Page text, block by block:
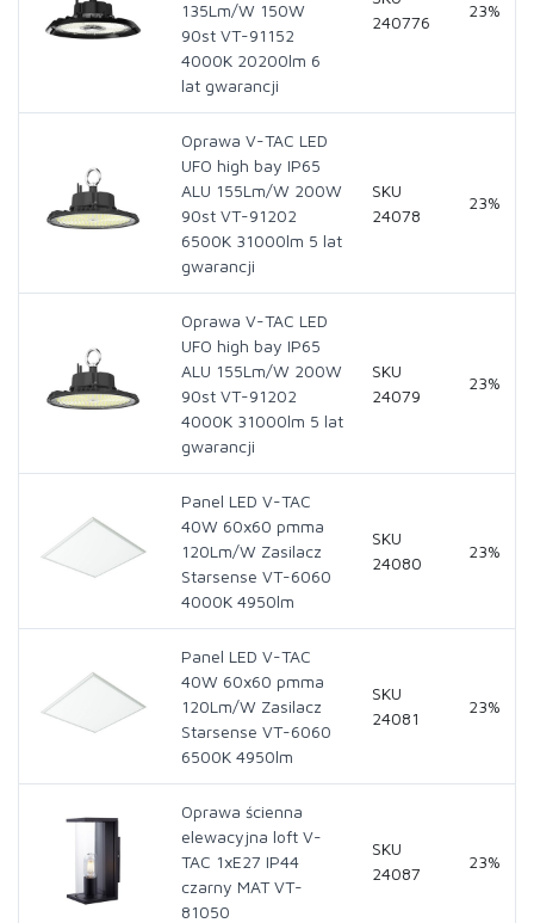
135Lm/W 150W
90st VT-91152
4000K 20200lm 6
lat gwarancji
240776
23%
Oprawa V-TAC LED
UFO high bay IP65
ALU 155Lm/W 200W
90st VT-91202
6500K 31000lm 5 lat
gwarancji
SKU
24078
23%
Oprawa V-TAC LED
UFO high bay IP65
ALU 155Lm/W 200W
90st VT-91202
4000K 31000lm 5 lat
gwarancji
SKU
24079
23%
Panel LED V-TAC
40W 60x60 pmma
120Lm/W Zasilacz
Starsense VT-6060
4000K 4950lm
SKU
24080
23%
Panel LED V-TAC
40W 60x60 pmma
120Lm/W Zasilacz
Starsense VT-6060
6500K 4950lm
SKU
24081
23%
Oprawa ścienna
elewacyjna loft V-
TAC 1xE27 IP44
czarny MAT VT-
81050
SKU
24087
23%